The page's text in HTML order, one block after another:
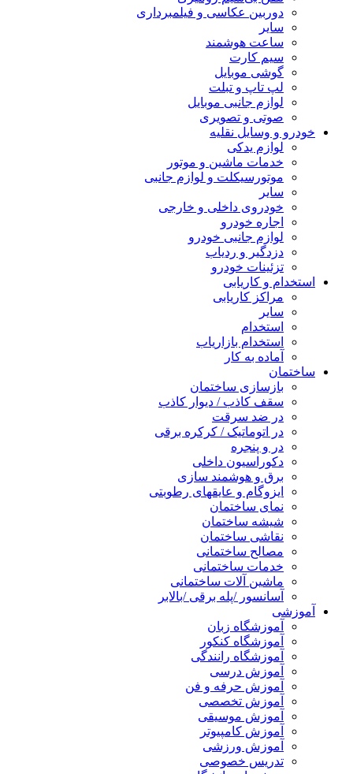
دوربین عکاسی و فیلمبرداری
سایر
ساعت هوشمند
سیم کارت
گوشی موبایل
لپ تاپ و تبلت
لوازم جانبی موبایل
صوتی و تصویری
خودرو و وسایل نقلیه
لوازم یدکی
خدمات ماشین و موتور
موتورسیکلت و لوازم جانبی
سایر
خودروی داخلی و خارجی
اجاره خودرو
لوازم جانبی خودرو
دزدگیر و ردیاب
تزئینات خودرو
استخدام و کاریابی
مراکز کاریابی
سایر
استخدام
استخدام بازاریاب
آماده به کار
ساختمان
بازسازی ساختمان
سقف کاذب / دیوار کاذب
در ضد سرقت
در اتوماتیک / کرکره برقی
در و پنجره
دکوراسیون داخلی
برق و هوشمند سازی
ایزوگام و عایقهای رطوبتی
نمای ساختمان
شیشه ساختمان
نقاشی ساختمان
مصالح ساختمانی
خدمات ساختمانی
ماشین آلات ساختمانی
آسانسور /پله برقی /بالابر
آموزشی
آموزشگاه زبان
آموزشگاه کنکور
آموزشگاه رانندگی
آموزش درسی
آموزش حرفه و فن
آموزش تخصصی
آموزش موسیقی
آموزش کامپیوتر
آموزش ورزشی
تدریس خصوصی